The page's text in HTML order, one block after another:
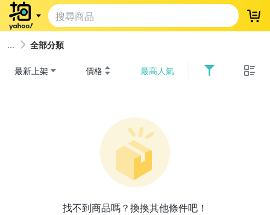
登
全部分類
最新上架 價格 最高人氣
找不到商品嗎？換換其他條件吧！